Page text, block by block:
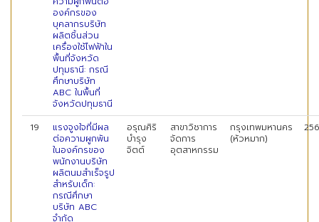
องค์กรของ
บุคลากรบริษัท
ผลิตชิ้นส่วน
เครื่องใช้ไฟฟ้าใน
พื้นที่จังหวัด
ปทุมธานี: กรณี
ศึกษาบริษัท
ABC ในพื้นที่
จังหวัดปทุมธานี
19
แรงจูงใจที่มีผล
ต่อความผูกพัน
ในองค์กรของ
พนักงานบริษัท
ผลิตนมสำเร็จรูป
สำหรับเด็ก:
กรณีศึกษา
บริษัท ABC
จำกัด
อรุณศิริ
บำรุง
จิตต์
สาขาวิชาการ
จัดการ
อุตสาหกรรม
กรุงเทพมหานคร
(หัวหมาก)